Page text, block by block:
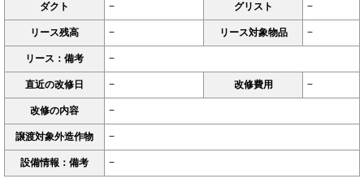
ダクト − グリスト −
リース残高 − リース対象物品 −
リース：備考 −
直近の改修日 − 改修費用 −
改修の内容 −
譲渡対象外造作物 −
設備情報：備考 −